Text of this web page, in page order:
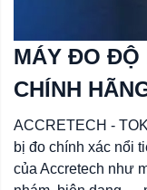
MÁY ĐO ĐỘ
CHÍNH
ACCRETECH -
bị đo chính xác nổi
của Accretech như